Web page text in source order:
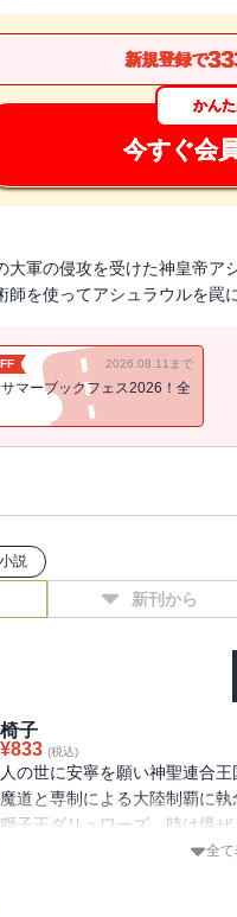
新規登録で
かん
今すぐ会
大軍の侵攻を受けた神皇帝
師を使ってアシュラウルを罠
2026.08.11まで
サマーブックフェス2026！全
説
新刊から
子
¥833 (税込)
人の世に安寧を願い神聖連合
魔道と専制による大陸制覇に
獅子王ダリュワーズ。時は爆
を賭して雌雄を決する瞬間が
全